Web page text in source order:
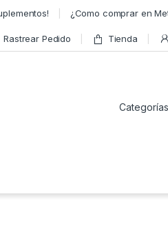
¿Como comprar en
Rastrear Pedido Tienda